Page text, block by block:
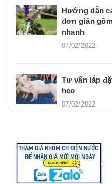
Hướng dẫn
đơn giản
nhanh
07/02/2022
Tư vấn lắp
heo
07/02/2022